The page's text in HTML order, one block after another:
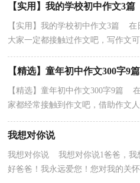
【实用】我的学校初中作文3篇
【实用】我的学校初中作文3篇 在
大家一定都接触过作文吧，写作文
的心静下来，思考自己未来的方向
【精选】童年初中作文300字9篇
【精选】童年初中作文300字9篇
家都经常接触到作文吧，借助作文
我想对你说
我想对你说 我想对你说1爸爸，我
好爸爸！我永远爱您！您对我的关